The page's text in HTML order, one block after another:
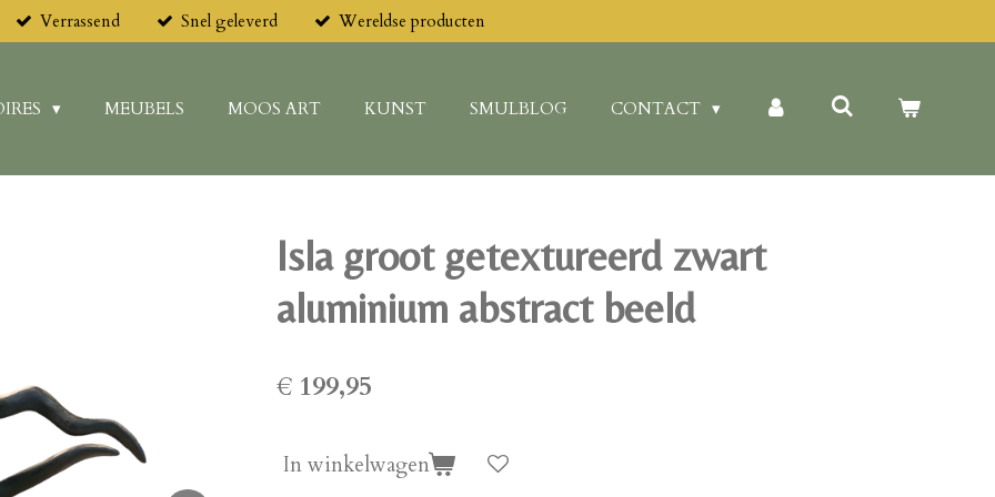
Verrassend Snel geleverd Wereldse producten
MEUBELS MOOS ART KUNST SMULBLOG CONTACT
Isla groot getextureerd zwart
aluminium abstract beeld
€ 199,95
In winkelwagen